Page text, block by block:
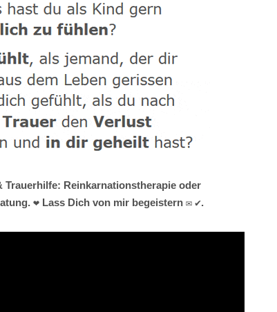
Trauerhilfe: Reinkarnationstherapie oder
❤ Lass Dich von mir begeistern ✉ ✔.